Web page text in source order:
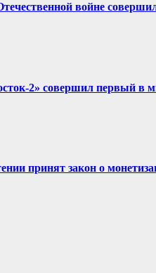
войне
2» совершил первый в
принят закон о